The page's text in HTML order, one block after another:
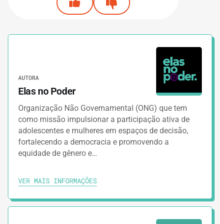
AUTORA
Elas no Poder
Organização Não Governamental (ONG) que tem
como missão impulsionar a participação ativa de
adolescentes e mulheres em espaços de decisão,
fortalecendo a democracia e promovendo a
equidade de gênero e…
VER MAIS INFORMAÇÕES